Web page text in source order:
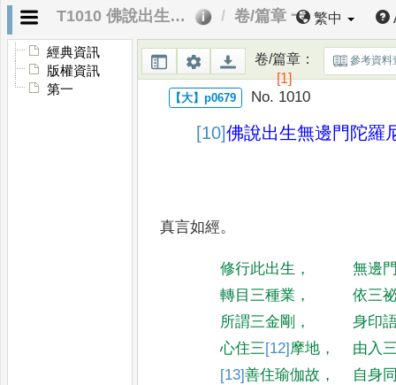
T1010 佛說出生無邊門陀羅尼儀軌 卷/篇章 一 繁中
經典資訊
版權資訊
第一
卷/篇章：
[1]
參考資料
No. 1010
[10]佛說出生無邊門陀羅
真言如經。
修行此出生 ，
無邊
轉目三種業 ，
依三
所謂三金剛 ，
身印
心住三[12] 摩地 ，
由入
[13]善住瑜伽故 ，
自身